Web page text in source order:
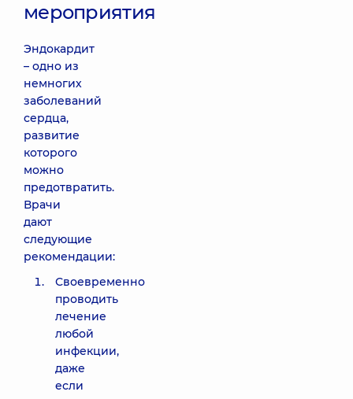
мероприятия
Эндокардит
– одно из
немногих
заболеваний
сердца,
развитие
которого
можно
предотвратить.
Врачи
дают
следующие
рекомендации:
Своевременно
проводить
лечение
любой
инфекции,
даже
если